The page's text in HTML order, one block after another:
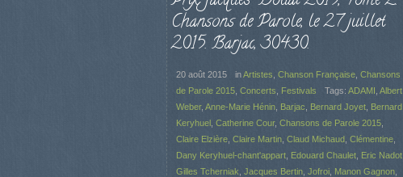
Chansons de Parole, le 27 juillet
2015. Barjac, 30430.
20 août 2015 inArtistes Chanson Française Chansons
de Parole 2015 Concerts Festivals Tags: ADAMI Albert
Weber, Anne-Marie Hénin Barjac Bernard Joyet Bernard
Keryhuel Catherine Cour, Chansons de Parole 2015
Claire Elzière Claire Martin Claud Michaud Clémentine
Dany Keryhuel-chant'appart Edouard Chaulet Eric Nadot
Gilles Tcherniak Jacques Bertin Jofroi Manon Gagnon